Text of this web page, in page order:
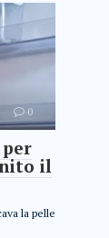
0
il
la pelle